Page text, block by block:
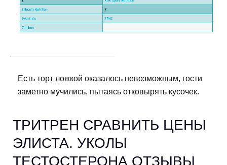
Есть торт ложкой оказалось невозможным, гости
заметно мучились, пытаясь отковырять кусочек.
ТРИТРЕН СРАВНИТЬ ЦЕНЫ
ЭЛИСТА. УКОЛЫ
ТЕСТОСТЕРОНА ОТЗЫВЫ